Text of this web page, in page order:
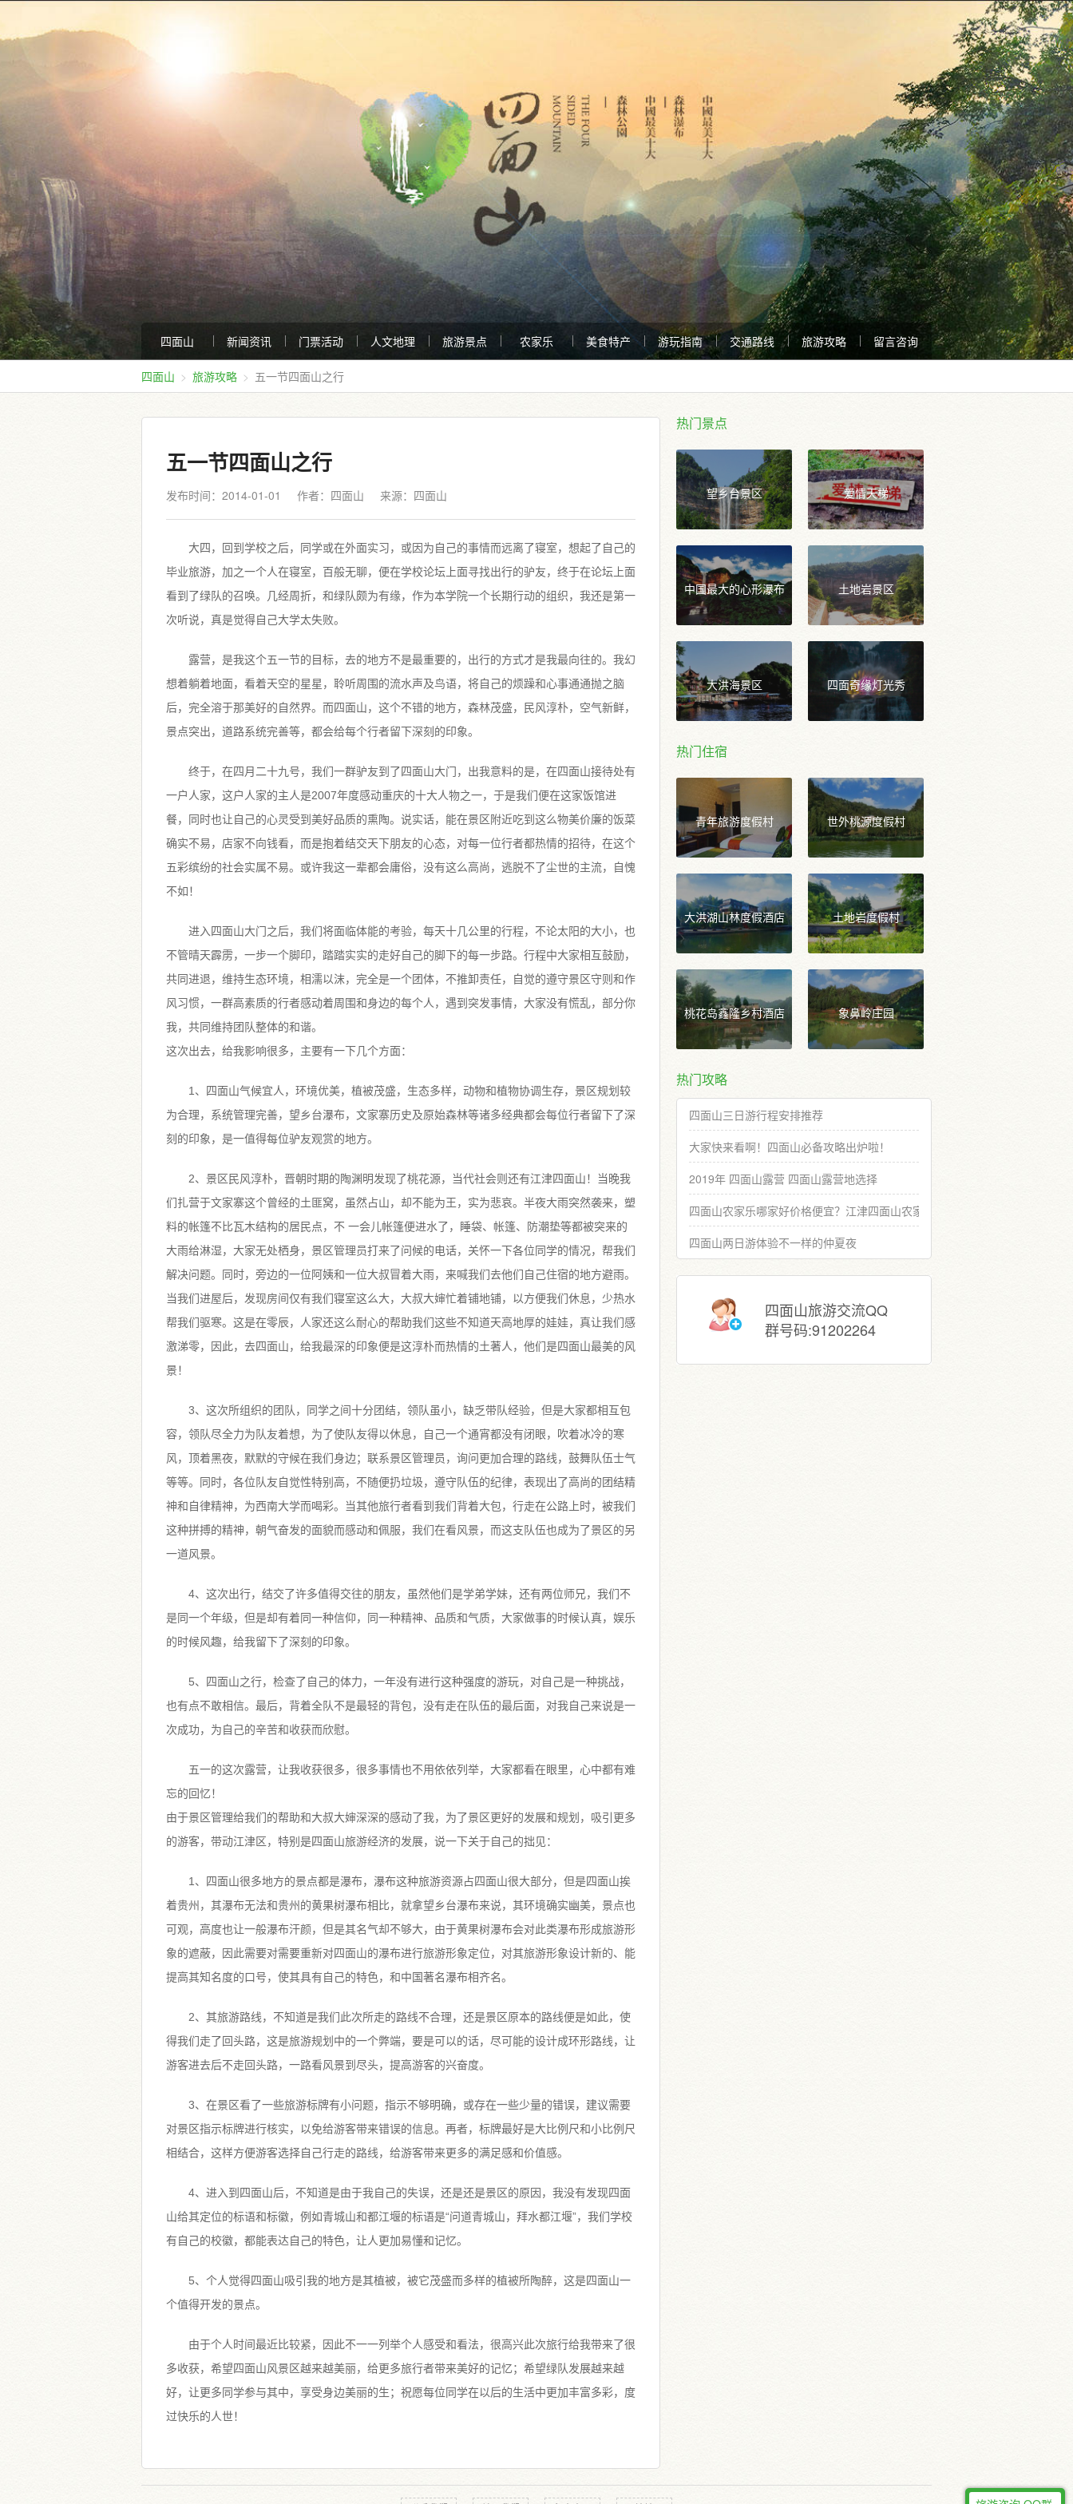
四面山 新闻资讯 门票活动 人文地理 旅游景点 农家乐 美食特产 游玩指南 交通路线 旅游攻略 留言咨询
四面山 旅游攻略 五一节四面山之行
五一节四面山之行
发布时间：2014-01-01 作者：四面山 来源： 四面山
大四，回到学校之后，同学或在外面实习，或因为自己的事情而远离了寝室，想起了自己的
毕业旅游，加之一个人在寝室，百般无聊，便在学校论坛上面寻找出行的驴友，终于在论坛上面
看到了绿队的召唤。几经周折，和绿队颇为有缘，作为本学院一个长期行动的组织，我还是第一
次听说，真是觉得自己大学太失败。
露营，是我这个五一节的目标，去的地方不是最重要的，出行的方式才是我最向往的。我幻
想着躺着地面，看着天空的星星，聆听周围的流水声及鸟语，将自己的烦躁和心事通通抛之脑
后，完全溶于那美好的自然界。而四面山，这个不错的地方，森林茂盛，民风淳朴，空气新鲜，
景点突出，道路系统完善等，都会给每个行者留下深刻的印象。
终于，在四月二十九号，我们一群驴友到了四面山大门，出我意料的是，在四面山接待处有
一户人家，这户人家的主人是2007年度感动重庆的十大人物之一，于是我们便在这家饭馆进
餐，同时也让自己的心灵受到美好品质的熏陶。说实话，能在景区附近吃到这么物美价廉的饭菜
确实不易，店家不向钱看，而是抱着结交天下朋友的心态，对每一位行者都热情的招待，在这个
五彩缤纷的社会实属不易。或许我这一辈都会庸俗，没有这么高尚，逃脱不了尘世的主流，自愧
不如！
进入四面山大门之后，我们将面临体能的考验，每天十几公里的行程，不论太阳的大小，也
不管晴天霹雳，一步一个脚印，踏踏实实的走好自己的脚下的每一步路。行程中大家相互鼓励，
共同进退，维持生态环境，相濡以沫，完全是一个团体，不推卸责任，自觉的遵守景区守则和作
风习惯，一群高素质的行者感动着周围和身边的每个人，遇到突发事情，大家没有慌乱，部分你
我，共同维持团队整体的和谐。
这次出去，给我影响很多，主要有一下几个方面：
1、四面山气候宜人，环境优美，植被茂盛，生态多样，动物和植物协调生存，景区规划较
为合理，系统管理完善，望乡台瀑布，文家寨历史及原始森林等诸多经典都会每位行者留下了深
刻的印象，是一值得每位驴友观赏的地方。
2、景区民风淳朴，晋朝时期的陶渊明发现了桃花源，当代社会则还有江津四面山！当晚我
们扎营于文家寨这个曾经的土匪窝，虽然占山，却不能为王，实为悲哀。半夜大雨突然袭来，塑
料的帐篷不比瓦木结构的居民点，不 一会儿帐篷便进水了，睡袋、帐篷、防潮垫等都被突来的
大雨给淋湿，大家无处栖身，景区管理员打来了问候的电话，关怀一下各位同学的情况，帮我们
解决问题。同时，旁边的一位阿姨和一位大叔冒着大雨，来喊我们去他们自己住宿的地方避雨。
当我们进屋后，发现房间仅有我们寝室这么大，大叔大婶忙着铺地铺，以方便我们休息，少热水
帮我们驱寒。这是在零辰，人家还这么耐心的帮助我们这些不知道天高地厚的娃娃，真让我们感
激涕零，因此，去四面山，给我最深的印象便是这淳朴而热情的土著人，他们是四面山最美的风
景！
3、这次所组织的团队，同学之间十分团结，领队虽小，缺乏带队经验，但是大家都相互包
容，领队尽全力为队友着想，为了使队友得以休息，自己一个通宵都没有闭眼，吹着冰冷的寒
风，顶着黑夜，默默的守候在我们身边；联系景区管理员，询问更加合理的路线，鼓舞队伍士气
等等。同时，各位队友自觉性特别高，不随便扔垃圾，遵守队伍的纪律，表现出了高尚的团结精
神和自律精神，为西南大学而喝彩。当其他旅行者看到我们背着大包，行走在公路上时，被我们
这种拼搏的精神，朝气奋发的面貌而感动和佩服，我们在看风景，而这支队伍也成为了景区的另
一道风景。
4、这次出行，结交了许多值得交往的朋友，虽然他们是学弟学妹，还有两位师兄，我们不
是同一个年级，但是却有着同一种信仰，同一种精神、品质和气质，大家做事的时候认真，娱乐
的时候风趣，给我留下了深刻的印象。
5、四面山之行，检查了自己的体力，一年没有进行这种强度的游玩，对自己是一种挑战，
也有点不敢相信。最后，背着全队不是最轻的背包，没有走在队伍的最后面，对我自己来说是一
次成功，为自己的辛苦和收获而欣慰。
五一的这次露营，让我收获很多，很多事情也不用依依列举，大家都看在眼里，心中都有难
忘的回忆！
由于景区管理给我们的帮助和大叔大婶深深的感动了我，为了景区更好的发展和规划，吸引更多
的游客，带动江津区，特别是四面山旅游经济的发展，说一下关于自己的拙见：
1、四面山很多地方的景点都是瀑布，瀑布这种旅游资源占四面山很大部分，但是四面山挨
着贵州，其瀑布无法和贵州的黄果树瀑布相比，就拿望乡台瀑布来说，其环境确实幽美，景点也
可观，高度也让一般瀑布汗颜，但是其名气却不够大，由于黄果树瀑布会对此类瀑布形成旅游形
象的遮蔽，因此需要对需要重新对四面山的瀑布进行旅游形象定位，对其旅游形象设计新的、能
提高其知名度的口号，使其具有自己的特色，和中国著名瀑布相齐名。
2、其旅游路线，不知道是我们此次所走的路线不合理，还是景区原本的路线便是如此，使
得我们走了回头路，这是旅游规划中的一个弊端，要是可以的话，尽可能的设计成环形路线，让
游客进去后不走回头路，一路看风景到尽头，提高游客的兴奋度。
3、在景区看了一些旅游标牌有小问题，指示不够明确，或存在一些少量的错误，建议需要
对景区指示标牌进行核实，以免给游客带来错误的信息。再者，标牌最好是大比例尺和小比例尺
相结合，这样方便游客选择自己行走的路线，给游客带来更多的满足感和价值感。
4、进入到四面山后，不知道是由于我自己的失误，还是还是景区的原因，我没有发现四面
山给其定位的标语和标徽，例如青城山和都江堰的标语是“问道青城山，拜水都江堰”，我们学校
有自己的校徽，都能表达自己的特色，让人更加易懂和记忆。
5、个人觉得四面山吸引我的地方是其植被，被它茂盛而多样的植被所陶醉，这是四面山一
个值得开发的景点。
由于个人时间最近比较紧，因此不一一列举个人感受和看法，很高兴此次旅行给我带来了很
多收获，希望四面山风景区越来越美丽，给更多旅行者带来美好的记忆；希望绿队发展越来越
好，让更多同学参与其中，享受身边美丽的生；祝愿每位同学在以后的生活中更加丰富多彩，度
过快乐的人世！
热门景点
望乡台景区 爱情天梯
中国最大的心形瀑布 土地岩景区
大洪海景区 四面奇缘灯光秀
热门住宿
青年旅游度假村 世外桃源度假村
大洪湖山林度假酒店 土地岩度假村
桃花岛鑫隆乡村酒店 象鼻岭庄园
热门攻略
四面山三日游行程安排推荐
大家快来看啊！四面山必备攻略出炉啦！
2019年 四面山露营 四面山露营地选择
四面山农家乐哪家好价格便宜？江津四面山农家乐推荐选择
四面山两日游体验不一样的仲夏夜
四面山旅游交流QQ
群号码:91202264